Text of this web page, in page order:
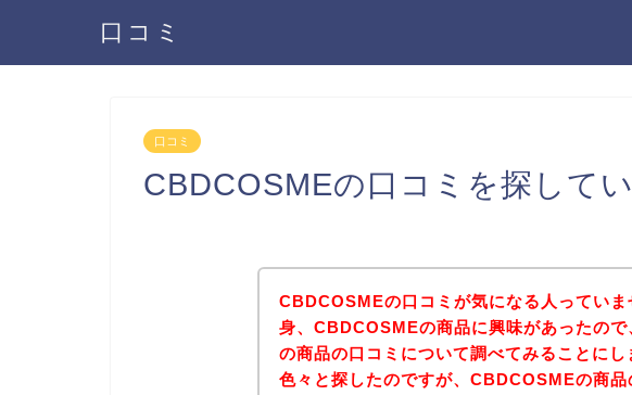
口コミ
口コミ
CBDCOSMEの口コミを探して
CBDCOSMEの口コミが気になる人っていま
身、CBDCOSMEの商品に興味があったの
の商品の口コミについて調べてみることにし
色々と探したのですが、CBDCOSMEの商